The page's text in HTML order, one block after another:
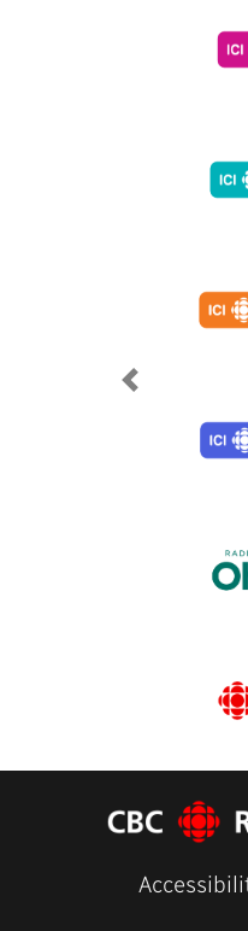
Previous